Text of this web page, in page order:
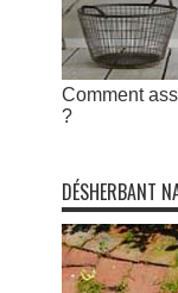
Comment
?
DÉSHERBANT